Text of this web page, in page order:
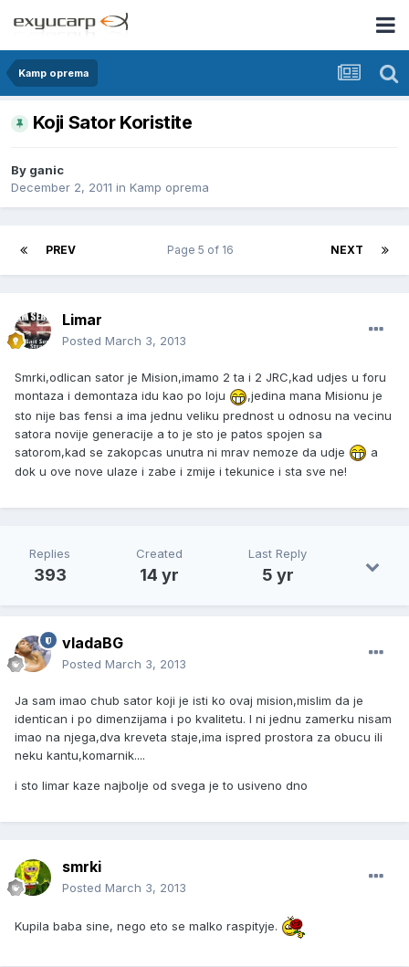
Kamp oprema
Koji Sator Koristite
By ganic
December 2, 2011 in Kamp oprema
PREV NEXT
Page 5 of 16
Limar
Posted March 3, 2013
Smrki,odlican sator je Mision,imamo 2 ta i 2 JRC,kad udjes u foru
montaza i demontaza idu kao po loju
,jedina mana Misionu je
sto nije bas fensi a ima jednu veliku prednost u odnosu na vecinu
satora novije generacije a to je sto je patos spojen sa
satorom,kad se zakopcas unutra ni mrav nemoze da udje
a
dok u ove nove ulaze i zabe i zmije i tekunice i sta sve ne!
Replies
393
Created
14 yr
Last Reply
5 yr
vladaBG
Posted March 3, 2013
Ja sam imao chub sator koji je isti ko ovaj mision,mislim da je
identican i po dimenzijama i po kvalitetu. I ni jednu zamerku nisam
imao na njega,dva kreveta staje,ima ispred prostora za obucu ili
neku kantu,komarnik....
i sto limar kaze najbolje od svega je to usiveno dno
smrki
Posted March 3, 2013
Kupila baba sine, nego eto se malko raspityje.